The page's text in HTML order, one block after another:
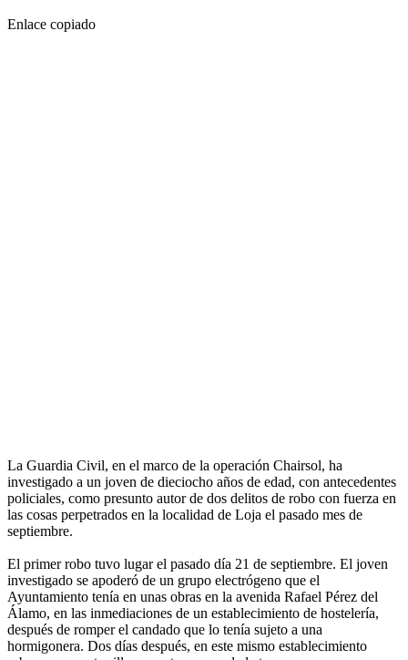
Enlace copiado
La Guardia Civil, en el marco de la operación Chairsol, ha
investigado a un joven de dieciocho años de edad, con antecedentes
policiales, como presunto autor de dos delitos de robo con fuerza en
las cosas perpetrados en la localidad de Loja el pasado mes de
septiembre.
El primer robo tuvo lugar el pasado día 21 de septiembre. El joven
investigado se apoderó de un grupo electrógeno que el
Ayuntamiento tenía en unas obras en la avenida Rafael Pérez del
Álamo, en las inmediaciones de un establecimiento de hostelería,
después de romper el candado que lo tenía sujeto a una
hormigonera. Dos días después, en este mismo establecimiento